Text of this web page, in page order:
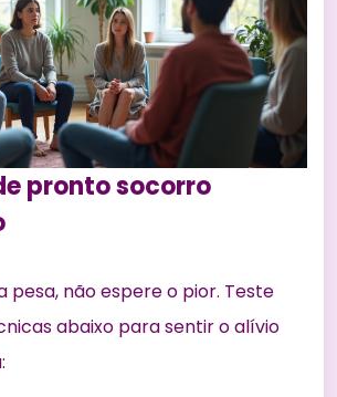
pronto socorro
pesa, não espere o pior. Teste
abaixo para sentir o alívio